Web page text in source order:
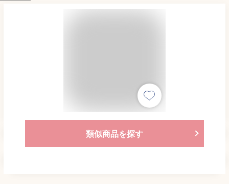
類似商品を探す